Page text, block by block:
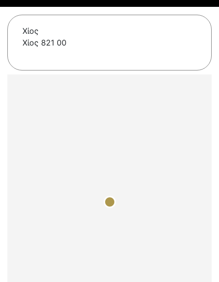
Χίος
Χίος 821 00